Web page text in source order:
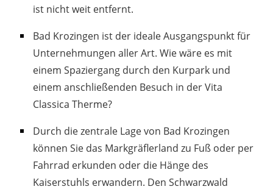
ist nicht weit entfernt.
Bad Krozingen ist der ideale Ausgangspunkt für
Unternehmungen aller Art. Wie wäre es mit
einem Spaziergang durch den Kurpark und
einem anschließenden Besuch in der Vita
Classica Therme?
Durch die zentrale Lage von Bad Krozingen
können Sie das Markgräflerland zu Fuß oder per
Fahrrad erkunden oder die Hänge des
Kaiserstuhls erwandern. Den Schwarzwald